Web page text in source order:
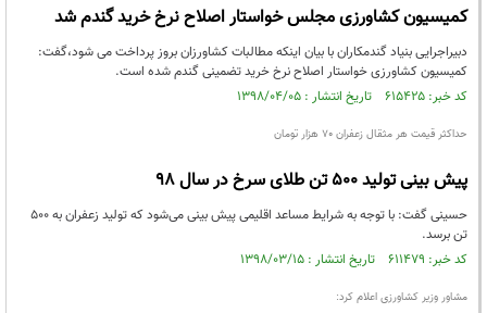
کمیسیون کشاورزی مجلس خواستار اصلاح نرخ خرید گندم شد
دبیراجرایی بنیاد گندمکاران با بیان اینکه مطالبات کشاورزان بروز پرداخت می شود،گفت:
کمیسیون کشاورزی خواستار اصلاح نرخ خرید تضمینی گندم شده است.
کد خبر: ۶۱۵۴۲۵ تاریخ انتشار : ۱۳۹۸/۰۴/۰۵
حداکثر قیمت هر مثقال زعفران ۷۰ هزار تومان
پیش بینی تولید ۵۰۰ تن طلای سرخ در سال ۹۸
حسینی گفت: با توجه به شرایط مساعد اقلیمی پیش بینی می‌شود که تولید زعفران به ۵۰۰
تن برسد.
کد خبر: ۶۱۱۴۷۹ تاریخ انتشار : ۱۳۹۸/۰۳/۱۵
مشاور وزیر کشاورزی اعلام کرد: